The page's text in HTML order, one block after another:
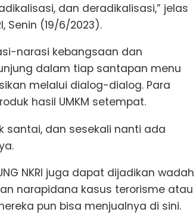
dan deradikalisasi,” jelas
Senin (19/6/2023).
narasi kebangsaan dan
dalam tiap santapan menu
melalui dialog-dialog. Para
hasil UMKM setempat.
santai, dan sesekali nanti ada
NKRI juga dapat dijadikan wadah
narapidana kasus terorisme atau
pun bisa menjualnya di sini.